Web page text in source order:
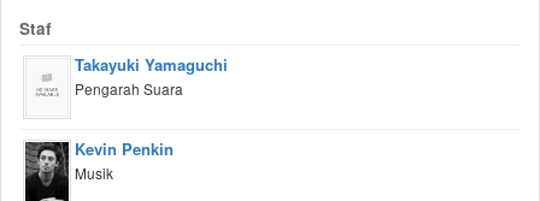
Staf
Takayuki Yamaguchi
Pengarah Suara
Kevin Penkin
Musik